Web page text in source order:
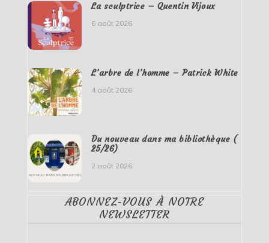
La sculptrice – Quentin Vijoux
6 août 2026
L’arbre de l’homme – Patrick White
4 août 2026
Du nouveau dans ma bibliothèque (
25/26)
2 août 2026
ABONNEZ-VOUS À NOTRE
NEWSLETTER